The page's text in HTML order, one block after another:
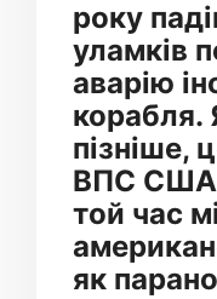
року
уламків
аварію
корабля.
пізніше,
ВПС США,
той час
як